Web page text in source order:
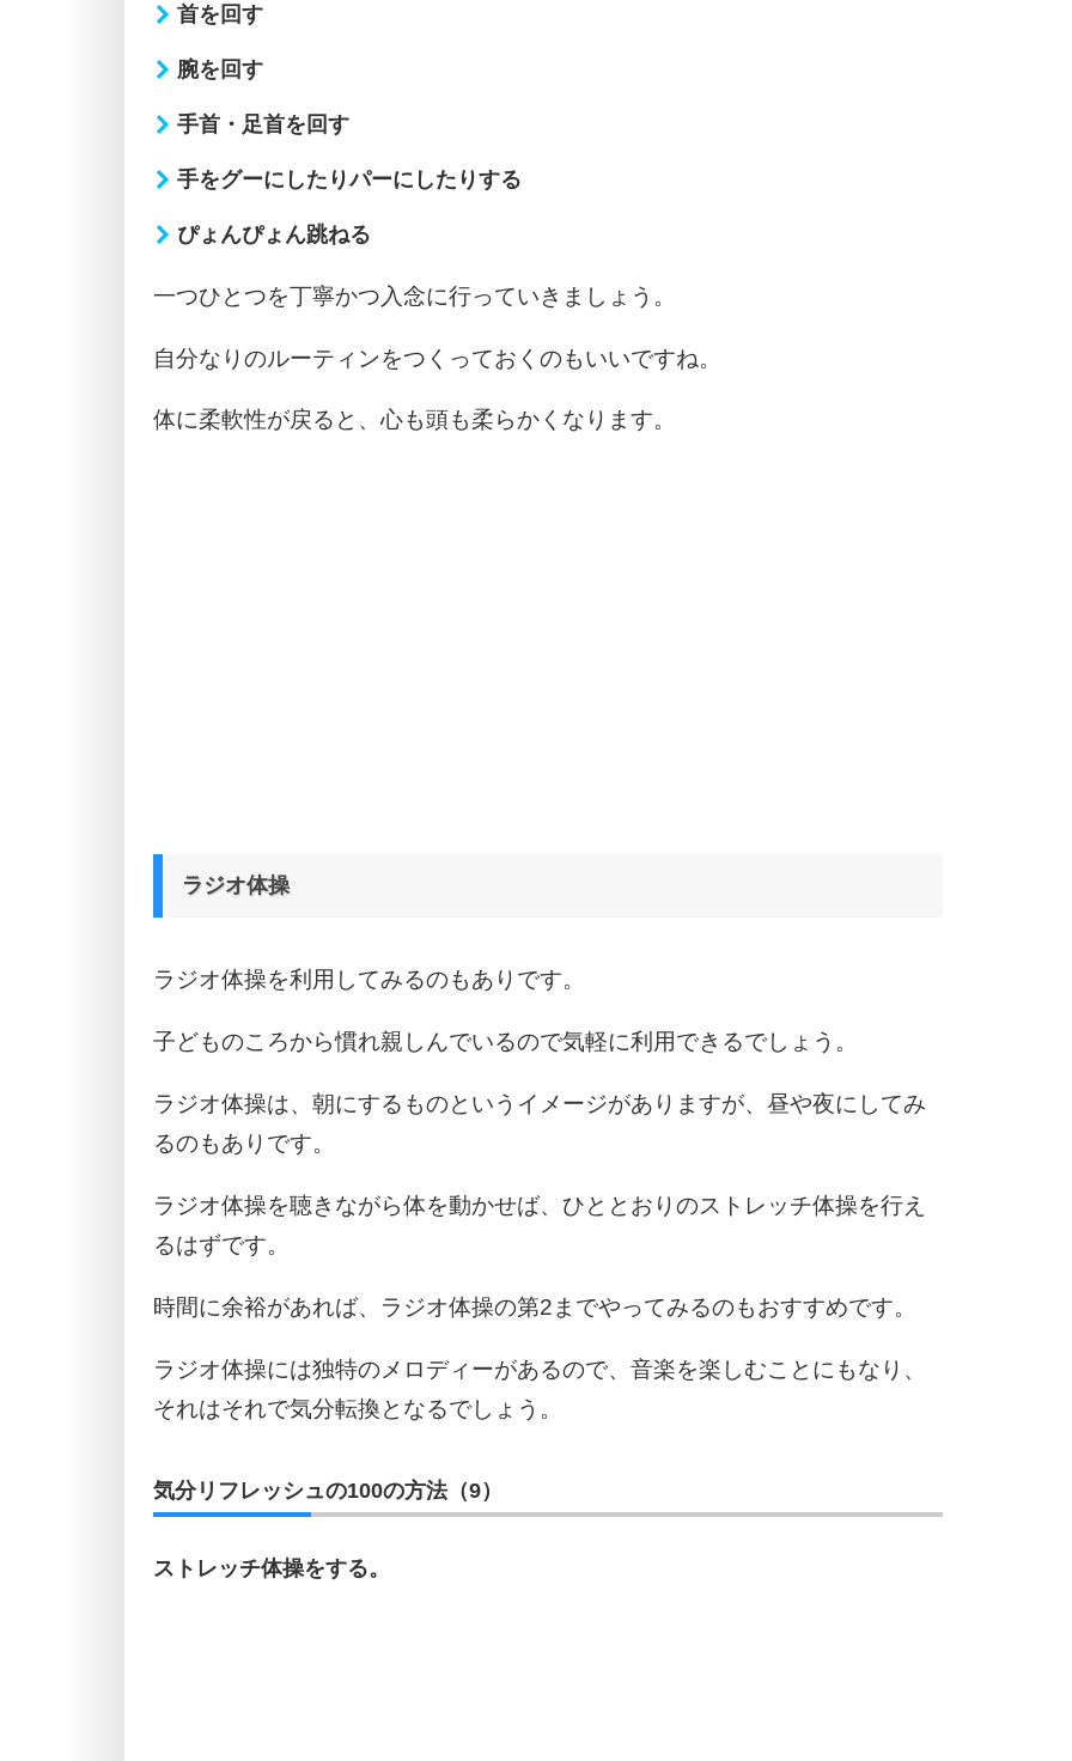
首を回す
腕を回す
手首・足首を回す
手をグーにしたりパーにしたりする
ぴょんぴょん跳ねる
一つひとつを丁寧かつ入念に行っていきましょう。
自分なりのルーティンをつくっておくのもいいですね。
体に柔軟性が戻ると、心も頭も柔らかくなります。
ラジオ体操
ラジオ体操を利用してみるのもありです。
子どものころから慣れ親しんでいるので気軽に利用できるでしょう。
ラジオ体操は、朝にするものというイメージがありますが、昼や夜にしてみ
るのもありです。
ラジオ体操を聴きながら体を動かせば、ひととおりのストレッチ体操を行え
るはずです。
時間に余裕があれば、ラジオ体操の第2までやってみるのもおすすめです。
ラジオ体操には独特のメロディーがあるので、音楽を楽しむことにもなり、
それはそれで気分転換となるでしょう。
気分リフレッシュの100の方法（9）
ストレッチ体操をする。